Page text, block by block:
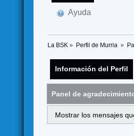
Ayuda
La BSK » Perfil de Murria »
Información del Perfil
Panel de
Mostrar los mensajes